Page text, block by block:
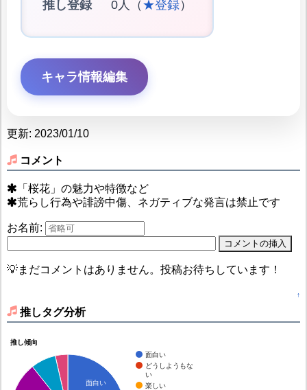
推し登録 0人（ ★登録）
キャラ情報編集
更新: 2023/01/10
コメント
「桜花」の魅力や特徴など
荒らし行為や誹謗中傷、ネガティブな発言は禁止です
お名前:
💡まだコメントはありません。投稿お待ちしています！
↑
推しタグ分析
推し傾向
面白い
どうしようもな
い
楽しい
面白い